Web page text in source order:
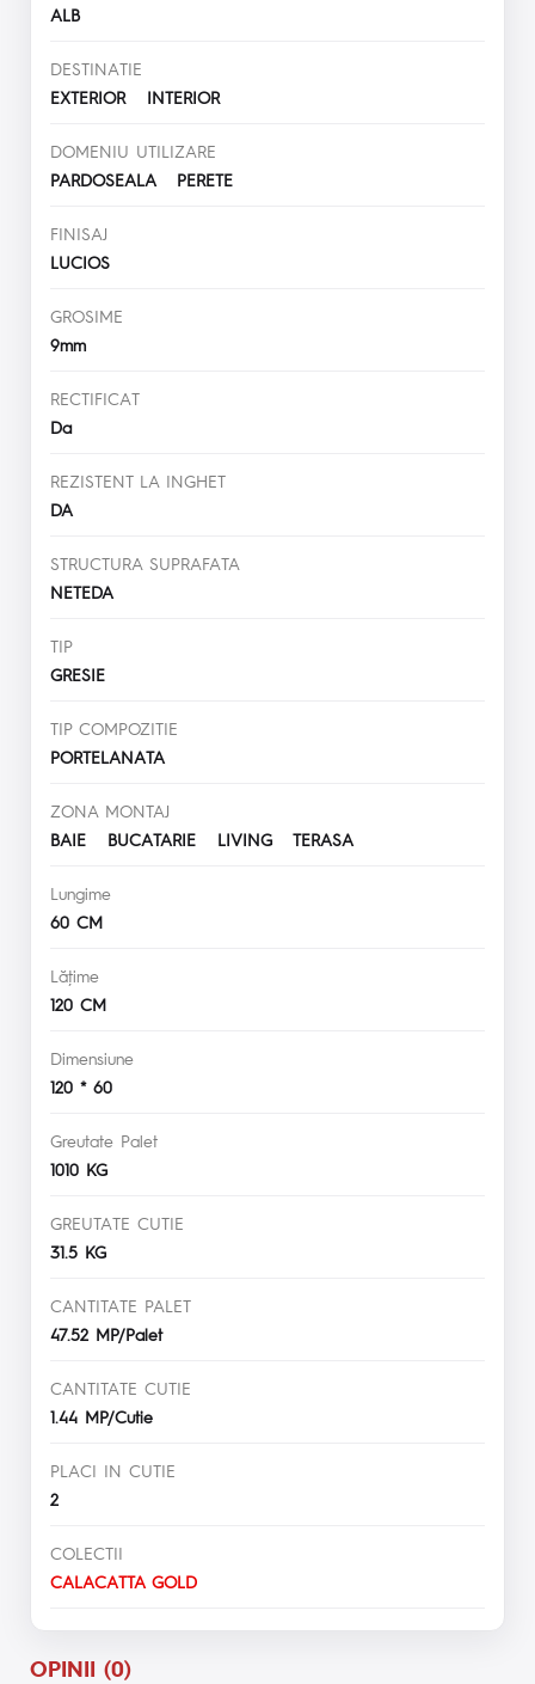
ALB
DESTINATIE
EXTERIOR INTERIOR
DOMENIU UTILIZARE
PARDOSEALA PERETE
FINISAJ
LUCIOS
GROSIME
9mm
RECTIFICAT
Da
REZISTENT LA INGHET
DA
STRUCTURA SUPRAFATA
NETEDA
TIP
GRESIE
TIP COMPOZITIE
PORTELANATA
ZONA MONTAJ
BAIE BUCATARIE LIVING TERASA
Lungime
60 CM
Lăţime
120 CM
Dimensiune
120 * 60
Greutate Palet
1010 KG
GREUTATE CUTIE
31.5 KG
CANTITATE PALET
47.52 MP/Palet
CANTITATE CUTIE
1.44 MP/Cutie
PLACI IN CUTIE
2
COLECTII
CALACATTA GOLD
OPINII (0)